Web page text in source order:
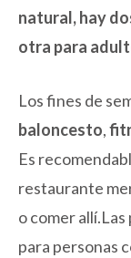
natural, hay
otra para
Los fines de
baloncesto,
Es
restaurante
o comer
para personas